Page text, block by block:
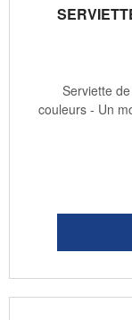
Serviette
couleurs - Un